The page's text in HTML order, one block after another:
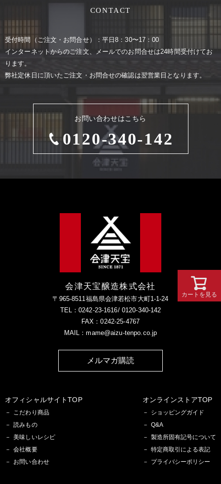
CONTACT
お問い合わせはこちら
0120-340-142
受付時間（ご注⽂・お問合せ）：平⽇8：30〜17：00
インターネットからのご注⽂、メールでのお問合せは24時間受付けてお
ります。
弊社定休⽇に頂いたご注⽂・お問合せの確認は翌営業⽇となります。
会津天宝醸造株式会社
〒965-8511福島県会津若松市大町1-1-24
TEL：0242-23-1616/ 0120-340-142
FAX：0242-25-4767
MAIL：mame@aizu-tenpo.co.jp
メルマガ購読
オフィシャルサイトTOP
こだわり商品
読みもの
美味しいレシピ
会社概要
お問い合わせ
オンラインストアTOP
ショッピングガイド
Q&A
製造所固有記号について
特定商取引による表記
プライバシーポリシー
カートを見る